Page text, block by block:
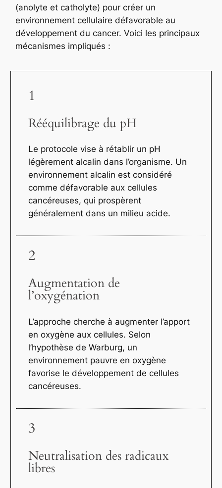
(anolyte et catholyte) pour créer un
environnement cellulaire défavorable au
développement du cancer. Voici les principaux
mécanismes impliqués :
1
Rééquilibrage du pH
Le protocole vise à rétablir un pH
légèrement alcalin dans l’organisme. Un
environnement alcalin est considéré
comme défavorable aux cellules
cancéreuses, qui prospèrent
généralement dans un milieu acide.
2
Augmentation de
l’oxygénation
L’approche cherche à augmenter l’apport
en oxygène aux cellules. Selon
l’hypothèse de Warburg, un
environnement pauvre en oxygène
favorise le développement de cellules
cancéreuses.
3
Neutralisation des radicaux
libres